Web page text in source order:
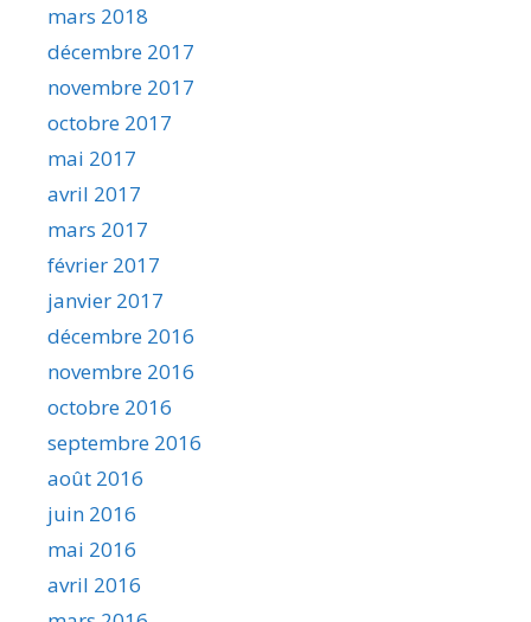
mars 2018
décembre 2017
novembre 2017
octobre 2017
mai 2017
avril 2017
mars 2017
février 2017
janvier 2017
décembre 2016
novembre 2016
octobre 2016
septembre 2016
août 2016
juin 2016
mai 2016
avril 2016